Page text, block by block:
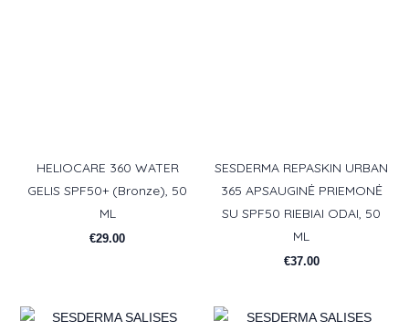
HELIOCARE 360 WATER
GELIS SPF50+ (Bronze), 50
ML
€29.00
SESDERMA REPASKIN URBAN
365 APSAUGINĖ PRIEMONĖ
SU SPF50 RIEBIAI ODAI, 50
ML
€37.00